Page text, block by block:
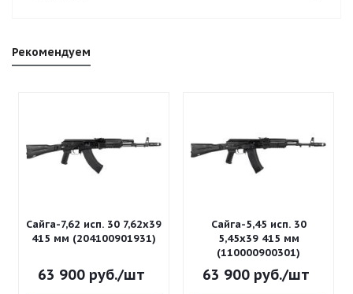
Рекомендуем
Сайга-7,62 исп. 30 7,62x39
415 мм (204100901931)
63 900руб./шт
Сайга-5,45 исп. 30
5,45x39 415 мм
(110000900301)
63 900руб./шт